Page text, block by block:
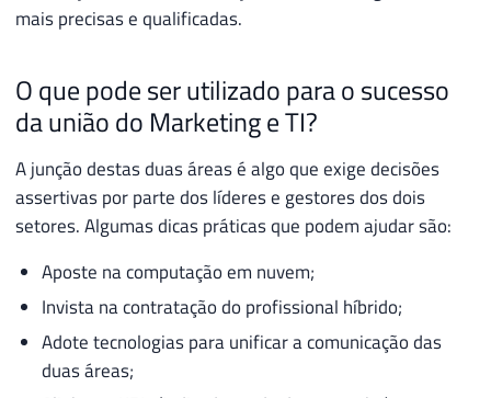
mais precisas e qualificadas.
O que pode ser utilizado para o sucesso
da união do Marketing e TI?
A junção destas duas áreas é algo que exige decisões
assertivas por parte dos líderes e gestores dos dois
setores. Algumas dicas práticas que podem ajudar são:
Aposte na computação em nuvem;
Invista na contratação do profissional híbrido;
Adote tecnologias para unificar a comunicação das
duas áreas;